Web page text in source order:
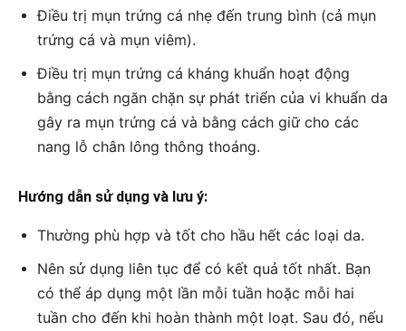
Điều trị mụn trứng cá nhẹ đến trung bình (cả mụn
trứng cá và mụn viêm).
Điều trị mụn trứng cá kháng khuẩn hoạt động
bằng cách ngăn chặn sự phát triển của vi khuẩn da
gây ra mụn trứng cá và bằng cách giữ cho các
nang lỗ chân lông thông thoáng.
Hướng dẫn sử dụng và lưu ý:
Thường phù hợp và tốt cho hầu hết các loại da.
Nên sử dụng liên tục để có kết quả tốt nhất. Bạn
có thể áp dụng một lần mỗi tuần hoặc mỗi hai
tuần cho đến khi hoàn thành một loạt. Sau đó, nếu